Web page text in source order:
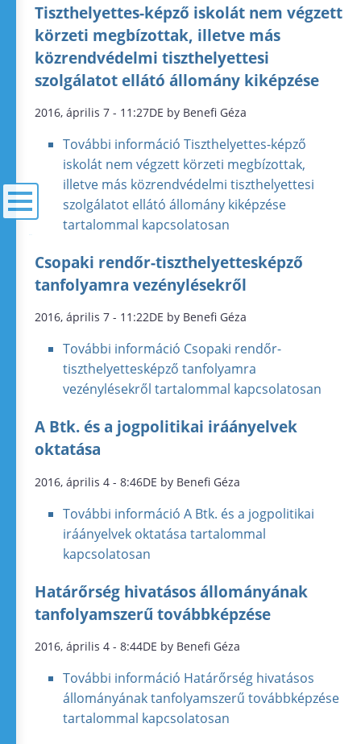
Tiszthelyettes-képző iskolát nem végzett
körzeti megbízottak, illetve más
közrendvédelmi tiszthelyettesi
szolgálatot ellátó állomány kiképzése
2016, április 7 - 11:27DE by Benefi Géza
További információ Tiszthelyettes-képző
iskolát nem végzett körzeti megbízottak,
illetve más közrendvédelmi tiszthelyettesi
szolgálatot ellátó állomány kiképzése
tartalommal kapcsolatosan
Csopaki rendőr-tiszthelyettesképző
tanfolyamra vezénylésekről
2016, április 7 - 11:22DE by Benefi Géza
További információ Csopaki rendőr-
tiszthelyettesképző tanfolyamra
vezénylésekről tartalommal kapcsolatosan
A Btk. és a jogpolitikai iráányelvek
oktatása
2016, április 4 - 8:46DE by Benefi Géza
További információ A Btk. és a jogpolitikai
iráányelvek oktatása tartalommal
kapcsolatosan
Határőrség hivatásos állományának
tanfolyamszerű továbbképzése
2016, április 4 - 8:44DE by Benefi Géza
További információ Határőrség hivatásos
állományának tanfolyamszerű továbbképzése
tartalommal kapcsolatosan